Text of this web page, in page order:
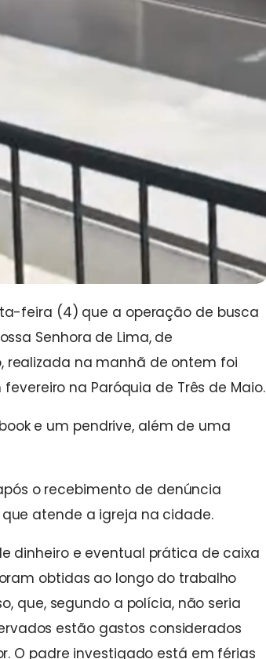
feira (4) que a operação de busca
Senhora de Lima, de
realizada na manhã de ontem foi
na Paróquia de Três de Maio.
e um pendrive, além de uma
o recebimento de denúncia
atende a igreja na cidade.
dinheiro e eventual prática de caixa
obtidas ao longo do trabalho
que, segundo a polícia, não seria
estão gastos considerados
O padre investigado está em férias